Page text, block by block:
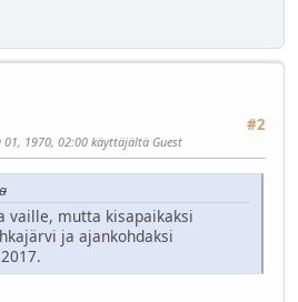
#2
01, 1970, 02:00 käyttäjältä Guest
vaille, mutta kisapaikaksi
ja ajankohdaksi